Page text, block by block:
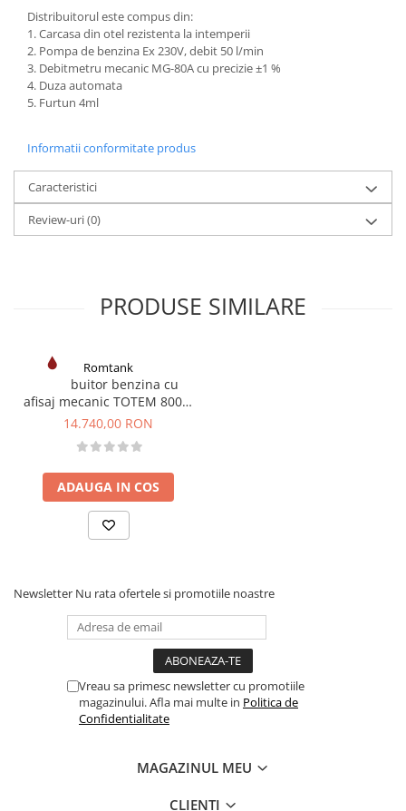
Distribuitorul este compus din:
1. Carcasa din otel rezistenta la intemperii
2. Pompa de benzina Ex 230V, debit 50 l/min
3. Debitmetru mecanic MG-80A cu precizie ±1 %
4. Duza automata
5. Furtun 4ml
Informatii conformitate produs
Caracteristici
Review-uri(0)
PRODUSE SIMILARE
Romtank
Distribuitor benzina cu
afisaj mecanic TOTEM 800M
Ex, 70 l/min, 230V
14.740,00 RON
ADAUGA IN COS
Newsletter Nu rata ofertele si promotiile noastre
Vreau sa primesc newsletter cu promotiile
magazinului. Afla mai multe in Politica de
Confidentialitate
MAGAZINUL MEU
CLIENTI